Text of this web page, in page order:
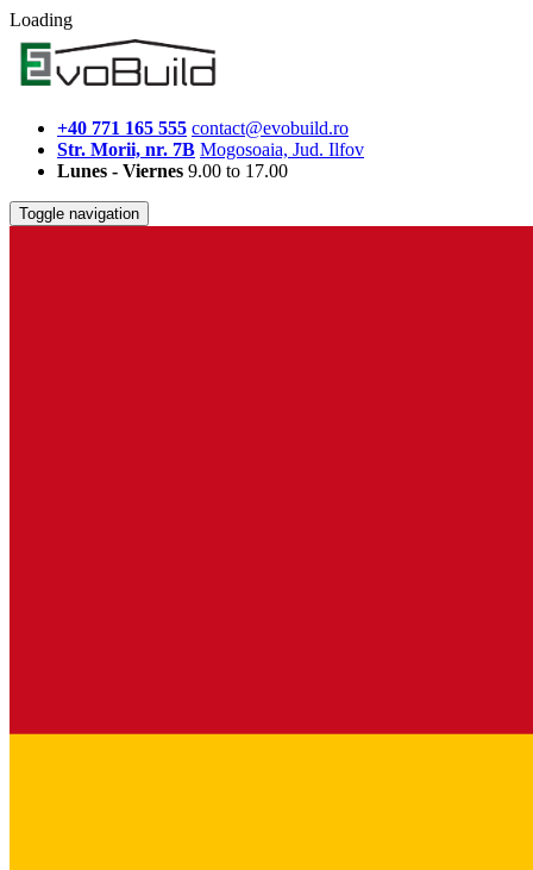
Loading
+40 771 165 555 contact@evobuild.ro
Str. Morii, nr. 7B Mogosoaia, Jud. Ilfov
Lunes - Viernes 9.00 to 17.00
Toggle navigation